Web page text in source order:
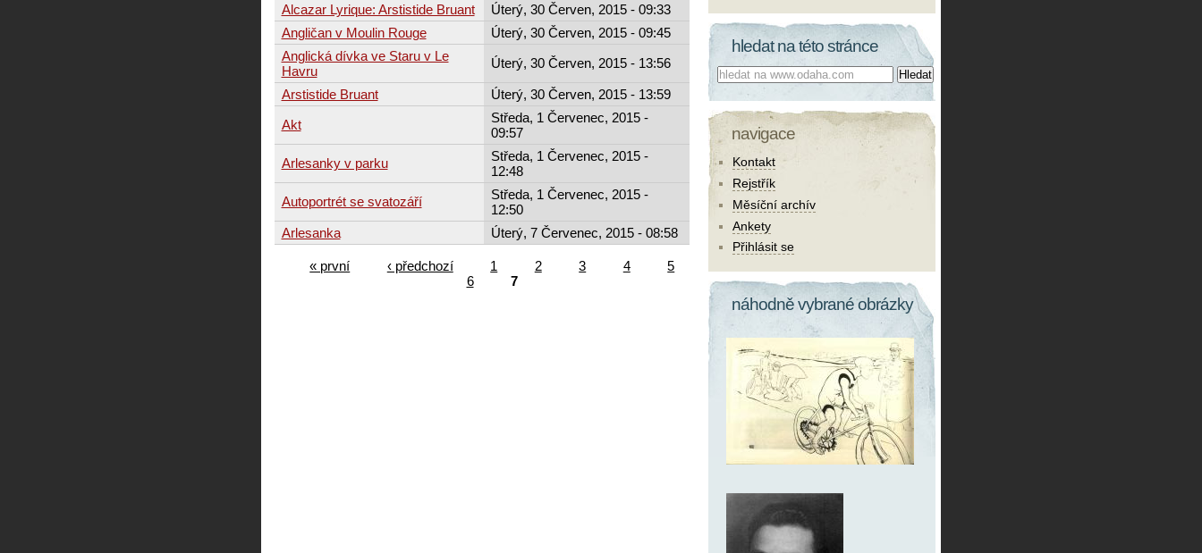
Alcazar Lyrique: Arstistide Bruant
Úterý, 30 Červen, 2015 - 09:33
Angličan v Moulin Rouge
Úterý, 30 Červen, 2015 - 09:45
Anglická dívka ve Staru v Le
Havru
Úterý, 30 Červen, 2015 - 13:56
Arstistide Bruant
Úterý, 30 Červen, 2015 - 13:59
Akt
Středa, 1 Červenec, 2015 -
09:57
Arlesanky v parku
Středa, 1 Červenec, 2015 -
12:48
Autoportrét se svatozáří
Středa, 1 Červenec, 2015 -
12:50
Arlesanka
Úterý, 7 Červenec, 2015 - 08:58
« první ‹ předchozí 1 2 3 4
5
6
7
hledat na této stránce
Co hledat:
navigace
Kontakt
Rejstřík
Měsíční archív
Ankety
Přihlásit se
náhodně vybrané obrázky